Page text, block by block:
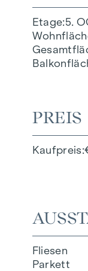
Etage 5.
PREIS
Kaufpreis
Fliesen
Parkett